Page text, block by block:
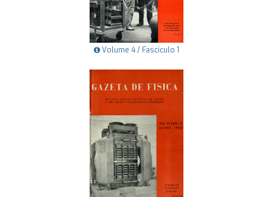
Volume 4 / Fascículo 1